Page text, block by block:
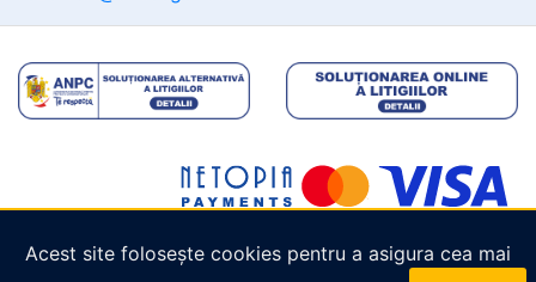
Acest site folosește cookies pentru a asigura cea mai
Copyright © 2026 Cruiseget.com . Toate drepturile